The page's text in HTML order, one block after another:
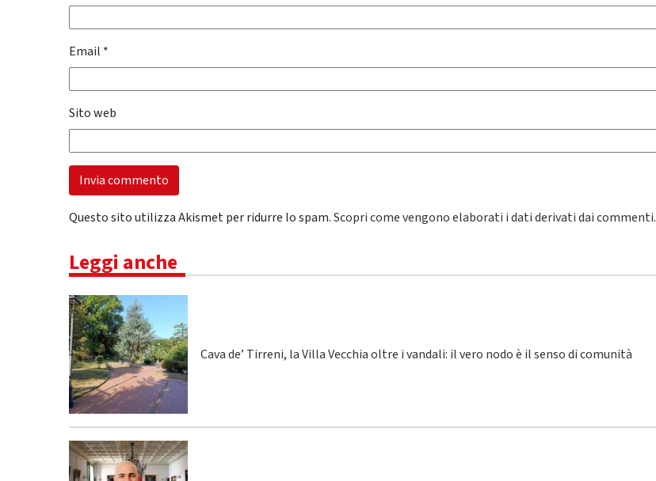
Email *
Sito web
Questo sito utilizza Akismet per ridurre lo spam.Scopri come vengono elaborati i dati derivati dai commenti.
Leggi anche
Cava de’ Tirreni, la Villa Vecchia oltre i vandali: il vero nodo è il senso di comunità